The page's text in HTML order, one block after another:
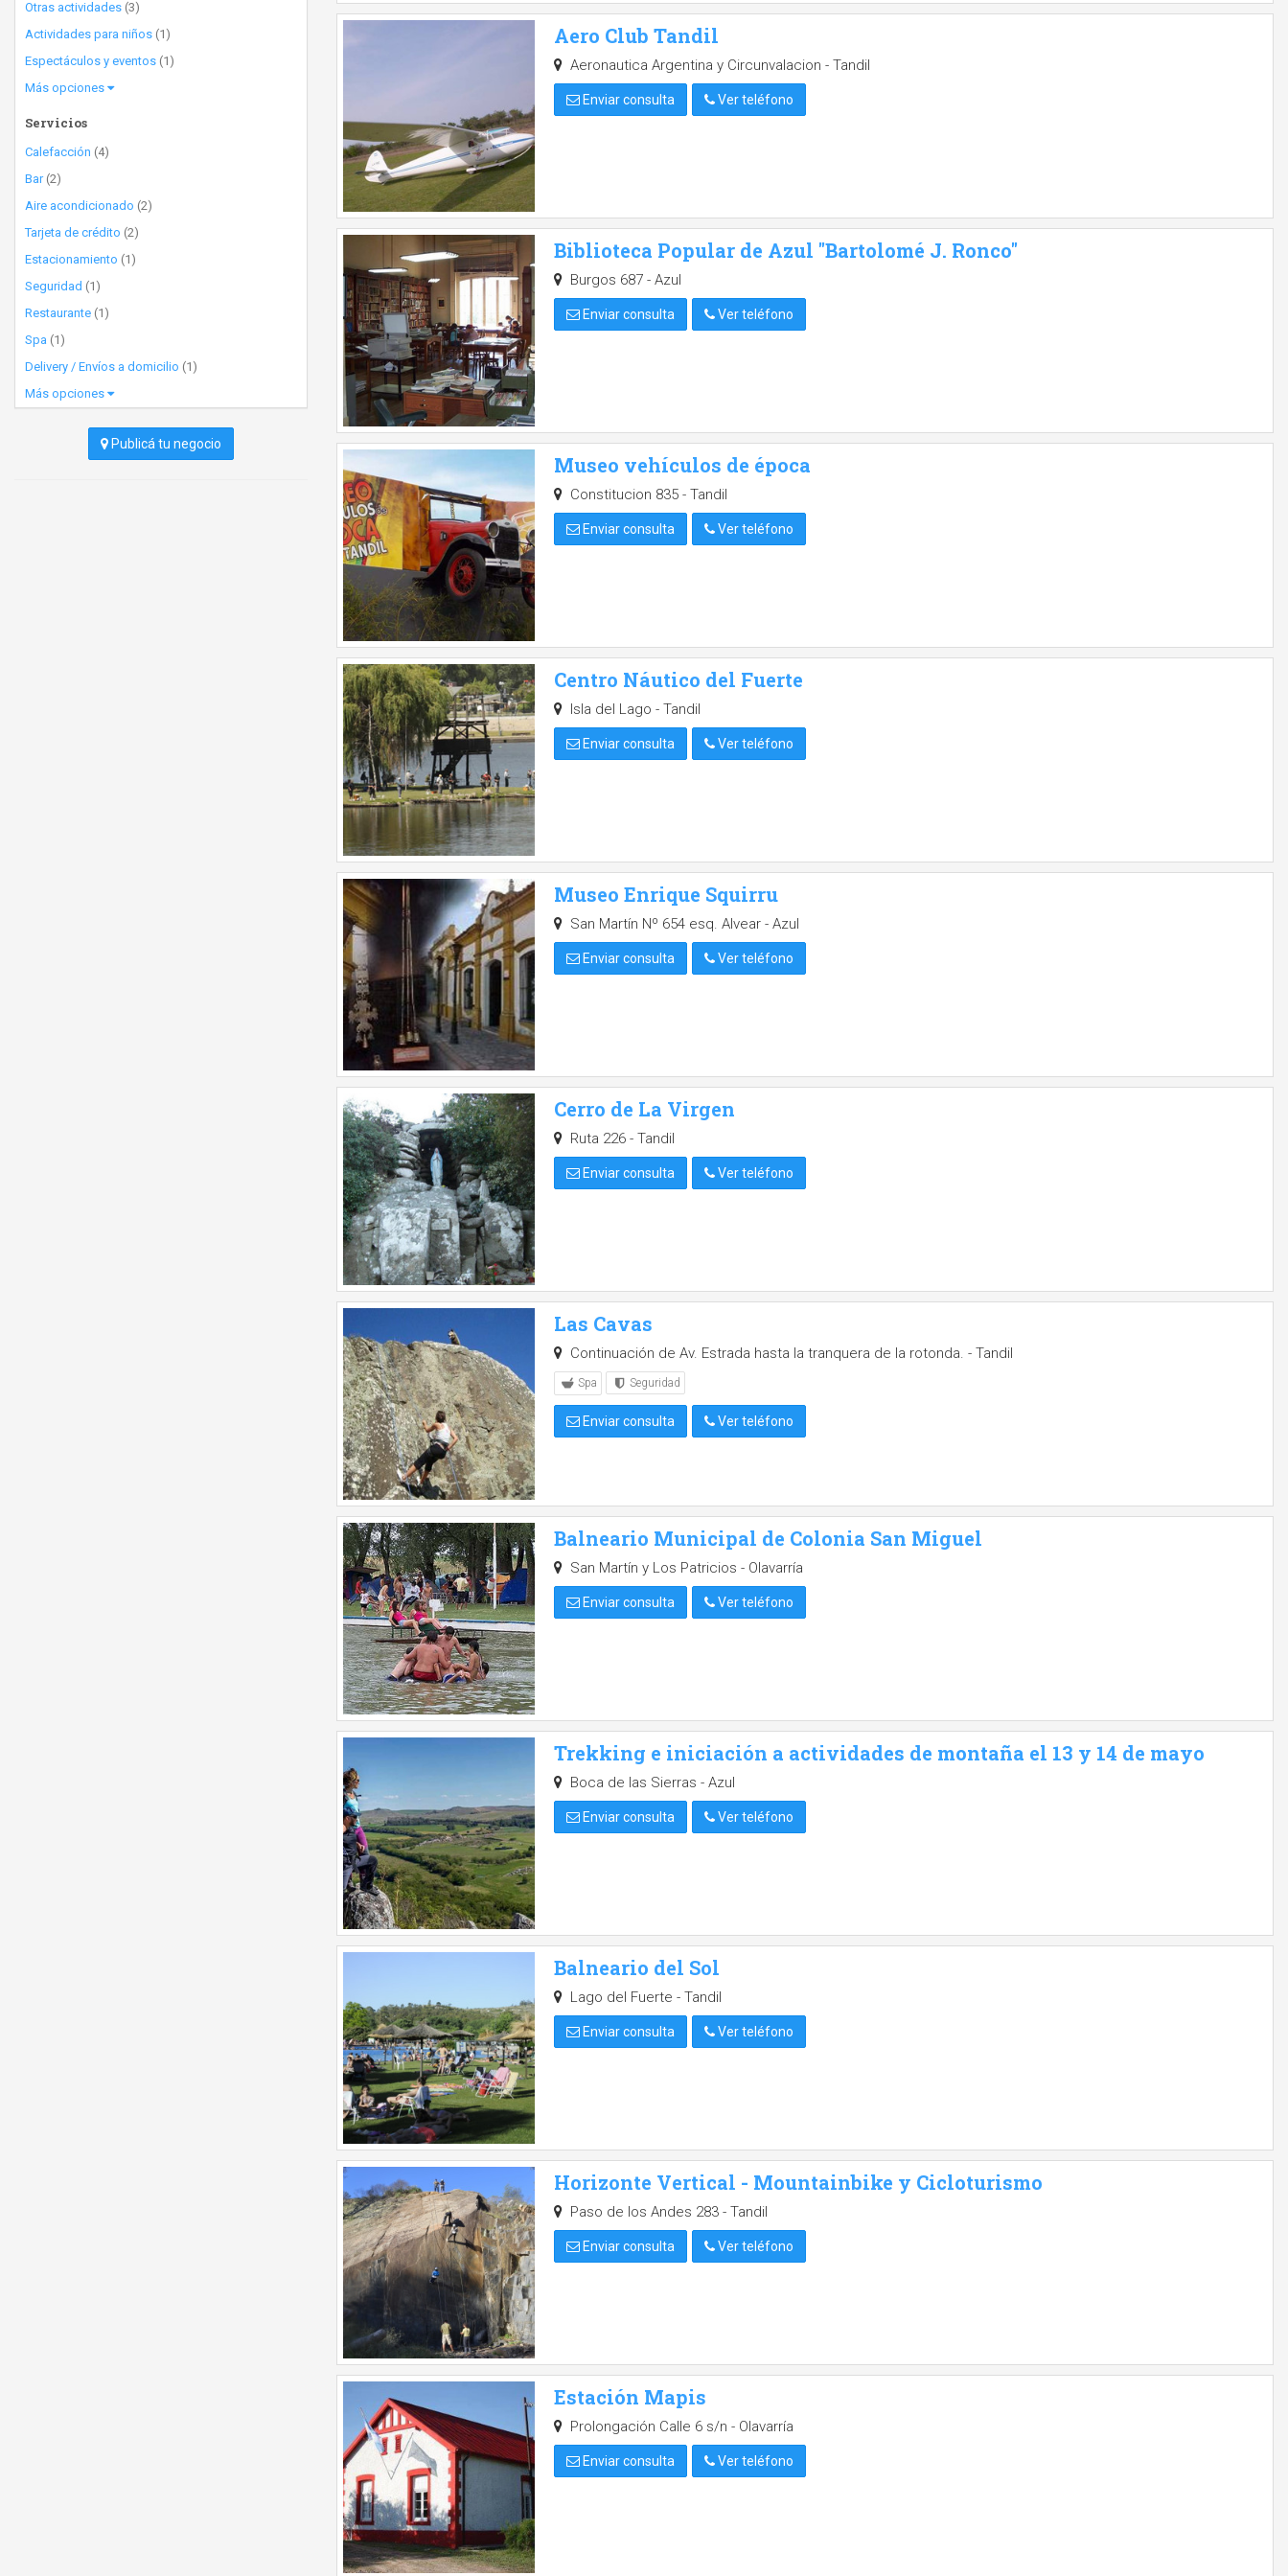
Otras actividades (3)
Actividades para niños (1)
Espectáculos y eventos (1)
Más opciones
Servicios
Calefacción (4)
Bar(2)
Aire acondicionado (2)
Tarjeta de crédito (2)
Estacionamiento (1)
Seguridad (1)
Restaurante (1)
Spa (1)
Delivery / Envíos a domicilio (1)
Más opciones
Publicá tu negocio
Aero Club Tandil
Aeronautica Argentina y Circunvalacion - Tandil
Enviar consulta Ver teléfono
Biblioteca Popular de Azul "Bartolomé J. Ronco"
Burgos 687 - Azul
Enviar consulta Ver teléfono
Museo vehículos de época
Constitucion 835 - Tandil
Enviar consulta Ver teléfono
Centro Náutico del Fuerte
Isla del Lago - Tandil
Enviar consulta Ver teléfono
Museo Enrique Squirru
San Martín Nº 654 esq. Alvear - Azul
Enviar consulta Ver teléfono
Cerro de La Virgen
Ruta 226 - Tandil
Enviar consulta Ver teléfono
Las Cavas
Continuación de Av. Estrada hasta la tranquera de la rotonda. - Tandil
Spa Seguridad
Enviar consulta Ver teléfono
Balneario Municipal de Colonia San Miguel
San Martín y Los Patricios - Olavarría
Enviar consulta Ver teléfono
Trekking e iniciación a actividades de montaña el 13 y 14 de mayo
Boca de las Sierras - Azul
Enviar consulta Ver teléfono
Balneario del Sol
Lago del Fuerte - Tandil
Enviar consulta Ver teléfono
Horizonte Vertical - Mountainbike y Cicloturismo
Paso de los Andes 283 - Tandil
Enviar consulta Ver teléfono
Estación Mapis
Prolongación Calle 6 s/n - Olavarría
Enviar consulta Ver teléfono